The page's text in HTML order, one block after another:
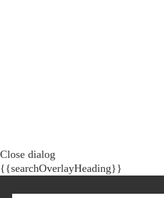
Close dialog
{{searchOverlayHeading}}